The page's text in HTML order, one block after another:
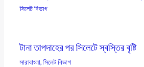
সিলেট বিভাগ
টানা তাপদাহের পর সিলেটে স্বস্তির বৃষ্টি
সারাবাংলা,সিলেট বিভাগ